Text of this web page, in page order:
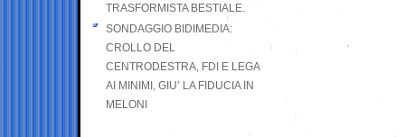
TRASFORMISTA BESTIALE.
SONDAGGIO BIDIMEDIA:
CROLLO DEL
CENTRODESTRA, FDI E LEGA
AI MINIMI, GIU’ LA FIDUCIA IN
MELONI